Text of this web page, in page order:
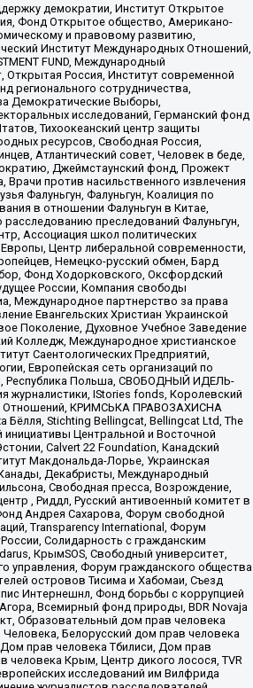
демократии, Институт Открытое
Фонд Открытое общество, Американо-
и правовому развитию,
Институт Международных Отношений,
FUND, Международный
Открытая Россия, Институт современной
регионального сотрудничества,
Демократические Выборы,
исследований, Германский фонд
Тихоокеанский центр защиты
ресурсов, Свободная Россия,
Атлантический совет, Человек в беде,
Джеймстаунский фонд, Прожект
Врачи против насильственного извлечения
Фалуньгун, Фалуньгун, Коалиция по
в отношении Фалуньгун в Китае,
преследований Фалуньгун,
Ассоциация школ политических
Центр либеральной современности,
Немецко-русский обмен, Бард
Фонд Ходорковского, Оксфордский
России, Компания свободы
Международное партнерство за права
Евангельских Христиан Украинской
Поколение, Духовное Учебное Заведение
Колледж, Международное христианское
Саентологических Предприятий,
Европейская сеть организаций по
Республика Польша, СВОБОДНЫЙ ИДЕЛЬ-
журналистики, IStories fonds, Королевский
Отношений, КРИМСЬКА ПРАВОЗАХИСНА
Бёлля, Stichting Bellingcat, Bellingcat Ltd, The
инициативы Центральной и Восточной
Calvert 22 Foundation, Канадский
Макдональда-Лорье, Украинская
Декабристы, Международный
Свободная пресса, Возрождение,
, Риддл, Русский антивоенный комитет в
Андрея Сахарова, Форум свободной
Transparеncy International, Форум
Солидарность с гражданским
КрымSOS, Свободный университет,
управления, Форум гражданского общества
островов Тисима и Хабомаи, Съезд
Интернешнл, Фонд борьбы с коррупцией
Всемирный фонд природы, BDR Novaja
Образовательный дом прав человека
Белорусский дом прав человека
прав человека Тбилиси, Дом прав
человека Крым, Центр дикого лосося, TVR
исследований им Вилфрида